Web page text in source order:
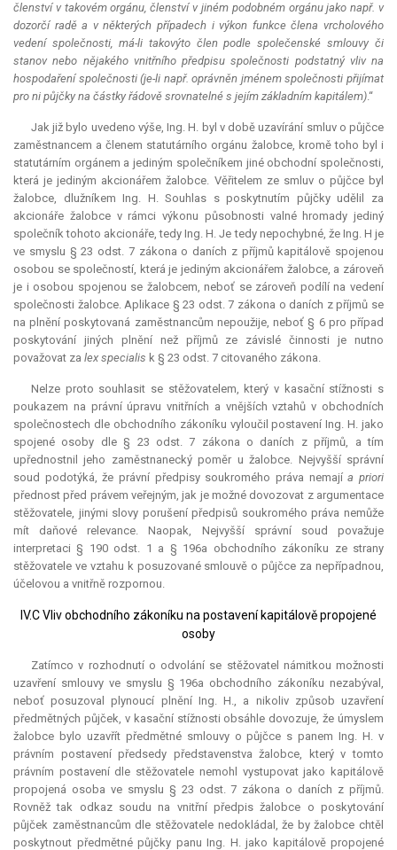
členství v takovém orgánu, členství v jiném podobném orgánu jako např. v
dozorčí radě a v některých případech i výkon funkce člena vrcholového
vedení společnosti, má-li takovýto člen podle společenské smlouvy či
stanov nebo nějakého vnitřního předpisu společnosti podstatný vliv na
hospodaření společnosti (je-li např. oprávněn jménem společnosti přijímat
pro ni půjčky na částky řádově srovnatelné s jejím základním kapitálem).“
Jak již bylo uvedeno výše, Ing. H. byl v době uzavírání smluv o půjčce
zaměstnancem a členem statutárního orgánu žalobce, kromě toho byl i
statutárním orgánem a jediným společníkem jiné obchodní společnosti,
která je jediným akcionářem žalobce. Věřitelem ze smluv o půjčce byl
žalobce, dlužníkem Ing. H. Souhlas s poskytnutím půjčky udělil za
akcionáře žalobce v rámci výkonu působnosti valné hromady jediný
společník tohoto akcionáře, tedy Ing. H. Je tedy nepochybné, že Ing. H je
ve smyslu § 23 odst. 7 zákona o daních z příjmů kapitálově spojenou
osobou se společností, která je jediným akcionářem žalobce, a zároveň
je i osobou spojenou se žalobcem, neboť se zároveň podílí na vedení
společnosti žalobce. Aplikace § 23 odst. 7 zákona o daních z příjmů se
na plnění poskytovaná zaměstnancům nepoužije, neboť § 6 pro případ
poskytování jiných plnění než příjmů ze závislé činnosti je nutno
považovat za lex specialis k § 23 odst. 7 citovaného zákona.
Nelze proto souhlasit se stěžovatelem, který v kasační stížnosti s
poukazem na právní úpravu vnitřních a vnějších vztahů v obchodních
společnostech dle obchodního zákoníku vyloučil postavení Ing. H. jako
spojené osoby dle § 23 odst. 7 zákona o daních z příjmů, a tím
upřednostnil jeho zaměstnanecký poměr u žalobce. Nejvyšší správní
soud podotýká, že právní předpisy soukromého práva nemajía priori
přednost před právem veřejným, jak je možné dovozovat z argumentace
stěžovatele, jinými slovy porušení předpisů soukromého práva nemůže
mít daňové relevance. Naopak, Nejvyšší správní soud považuje
interpretaci § 190 odst. 1 a § 196a obchodního zákoníku ze strany
stěžovatele ve vztahu k posuzované smlouvě o půjčce za nepřípadnou,
účelovou a vnitřně rozpornou.
IV.C Vliv obchodního zákoníku na postavení kapitálově propojené
osoby
Zatímco v rozhodnutí o odvolání se stěžovatel námitkou možnosti
uzavření smlouvy ve smyslu § 196a obchodního zákoníku nezabýval,
neboť posuzoval plynoucí plnění Ing. H., a nikoliv způsob uzavření
předmětných půjček, v kasační stížnosti obsáhle dovozuje, že úmyslem
žalobce bylo uzavřít předmětné smlouvy o půjčce s panem Ing. H. v
právním postavení předsedy představenstva žalobce, který v tomto
právním postavení dle stěžovatele nemohl vystupovat jako kapitálově
propojená osoba ve smyslu § 23 odst. 7 zákona o daních z příjmů.
Rovněž tak odkaz soudu na vnitřní předpis žalobce o poskytování
půjček zaměstnancům dle stěžovatele nedokládal, že by žalobce chtěl
poskytnout předmětné půjčky panu Ing. H. jako kapitálově propojené